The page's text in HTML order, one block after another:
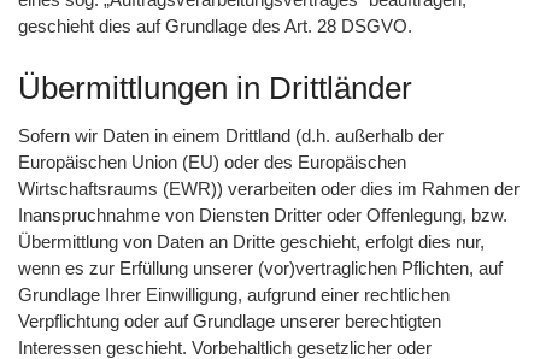
geschieht dies auf Grundlage des Art. 28 DSGVO.
Übermittlungen in Drittländer
Sofern wir Daten in einem Drittland (d.h. außerhalb der
Europäischen Union (EU) oder des Europäischen
Wirtschaftsraums (EWR)) verarbeiten oder dies im Rahmen der
Inanspruchnahme von Diensten Dritter oder Offenlegung, bzw.
Übermittlung von Daten an Dritte geschieht, erfolgt dies nur,
wenn es zur Erfüllung unserer (vor)vertraglichen Pflichten, auf
Grundlage Ihrer Einwilligung, aufgrund einer rechtlichen
Verpflichtung oder auf Grundlage unserer berechtigten
Interessen geschieht. Vorbehaltlich gesetzlicher oder